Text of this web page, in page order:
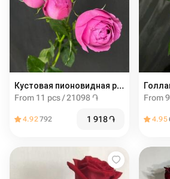
Кустовая пионовидная роза мисти баблс 60см
From 11 pcs / 21098 ֏
4.92792 1 918֏
From
4.95